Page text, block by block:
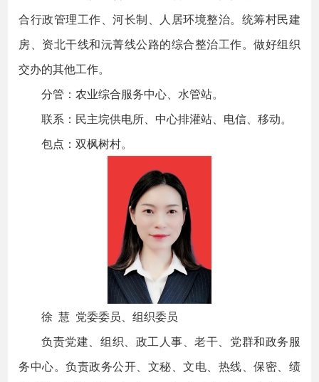
合行政管理工作、河长制、人居环境整治。统筹村民建
房、资北干线和沅菁线公路的综合整治工作。做好组织
交办的其他工作。
分管：农业综合服务中心、水管站。
联系：民主垸供电所、中心排灌站、电信、移动。
包点：双枫树村。
徐 慧 党委委员、组织委员
负责党建、组织、政工人事、老干、党群和政务服
务中心。负责政务公开、文秘、文电、热线、保密、绩